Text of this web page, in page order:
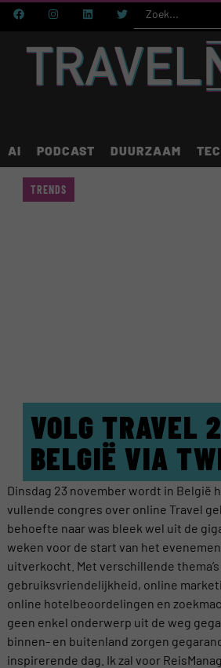
AI PODCAST DUURZAAM
VOLG TRAVEL
BELGIË VIA
TRENDS
Dinsdag 23 november wordt in België
vullende congres over online Travel
behoefte naar was bleek wel uit de
weken voor de start van het
uitverkocht. Met verschillende thema’s
gebruiksvriendelijkheid, online
online hotelbeoordelingen en
geen enkel onderwerp uit de weg
binnen- en buitenland zorgen
inspirerende dag. Ik zal voor